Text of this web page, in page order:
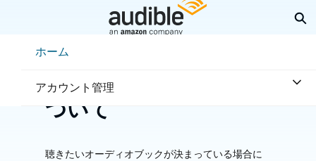
ホーム
アカウント管理
ホーム
スタンダードプランに
ついて
聴きたいオーディオブックが決まっている場合に